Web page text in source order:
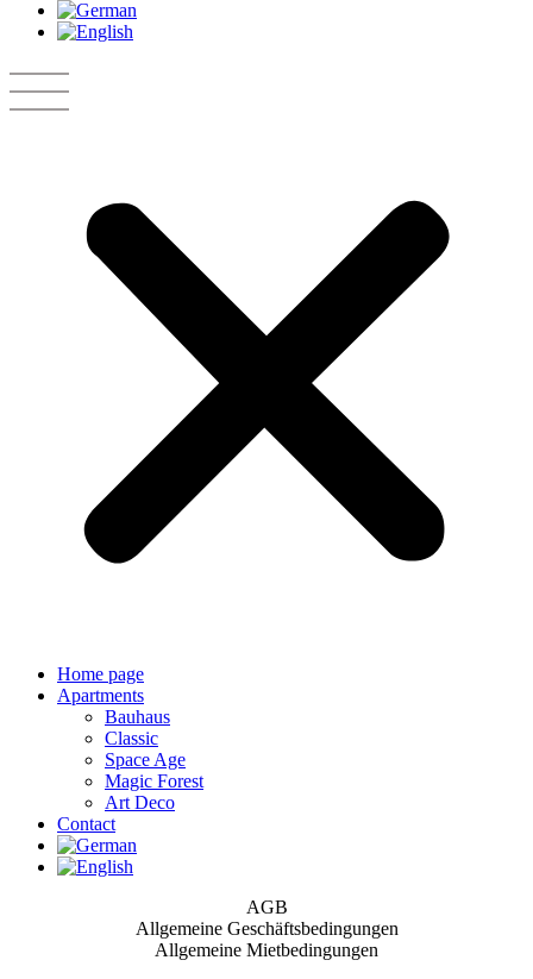
Home page
Apartments
Bauhaus
Classic
Space Age
Magic Forest
Art Deco
Contact
AGB
Allgemeine Geschäftsbedingungen
Allgemeine Mietbedingungen